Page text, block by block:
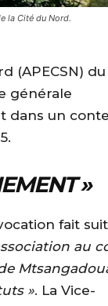
la Cité du Nord.
(APECSN) du
générale
dans un
»
fait
au
». La Vice-